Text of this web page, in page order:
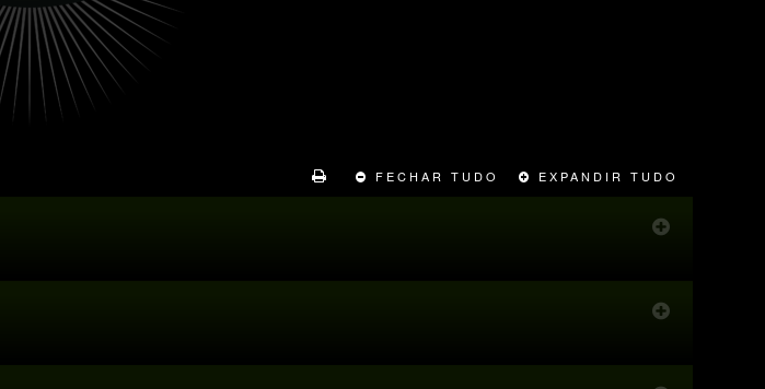
FECHAR TUDO EXPANDIR TUDO